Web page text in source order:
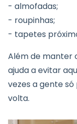
- almofadas;
- roupinhas;
- tapetes
Além de manter
ajuda a evitar
vezes a gente
volta.